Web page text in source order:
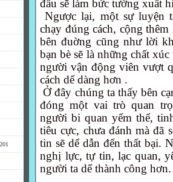
đầu sẽ làm bức tường xuất
Ngược lại, một sự luyện
chạy đúng cách, cộng
bên đuờng cũng như lời
bạn bè sẽ là những chất
người vận động viên vượt
cách dể dàng hơn .
Ở đây chúng ta thấy bên
đóng một vai trò quan
người bi quan yếm thế,
tiêu cực, chưa đánh mà đã
tin sẽ dể dẫn đến thất bại.
nghị lực, tự tin, lạc quan,
người ta dể thành công hơn.